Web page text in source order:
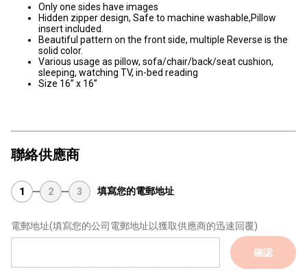
Only one sides have images
Hidden zipper design, Safe to machine washable,Pillow
insert included.
Beautiful pattern on the front side, multiple Reverse is the
solid color.
Various usage as pillow, sofa/chair/back/seat cushion,
sleeping, watching TV, in-bed reading
Size 16” x 16”
聯絡供應商
1 2 3 填寫您的電郵地址
電郵地址(填寫您的公司電郵地址以獲取供應商的迅速回覆)
確認